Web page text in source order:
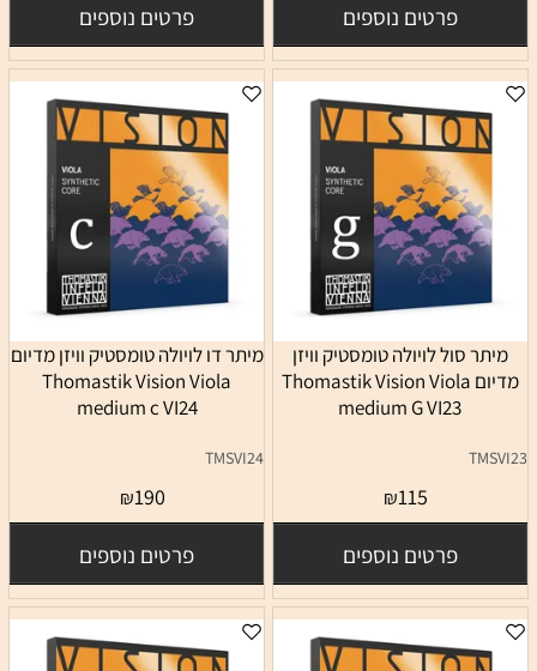
פרטים נוספים פרטים נוספים
מיתר סול לויולה טומסטיק וויזן
מדיום Thomastik Vision Viola
medium G VI23
TMSVI23
₪115
פרטים נוספים
מיתר דו לויולה טומסטיק וויזן מדיום
Thomastik Vision Viola
medium c VI24
TMSVI24
₪190
פרטים נוספים